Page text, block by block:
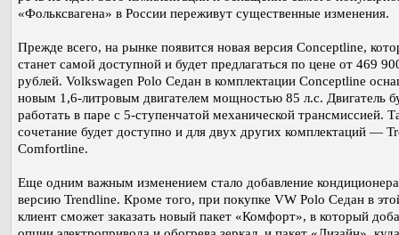
«Фольксвагена» в России переживут существенные изменения.
Прежде всего, на рынке появится новая версия Conceptline,
станет самой доступной и будет предлагаться по цене от 469
рублей. Volkswagen Polo Седан в комплектации Conceptline
новым 1,6-литровым двигателем мощностью 85 л.с. Двигатель
работать в паре с 5-ступенчатой механической трансмиссией.
сочетание будет доступно и для двух других комплектаций —
Comfortline.
Еще одним важным изменением стало добавление
версию Trendline. Кроме того, при покупке VW Polo Седан в
клиент сможет заказать новый пакет «Комфорт», в который